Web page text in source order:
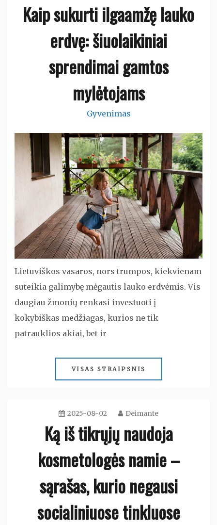
Kaip sukurti ilgaamžę lauko
erdvę: šiuolaikiniai
sprendimai gamtos
mylėtojams
Gyvenimas
Lietuviškos vasaros, nors trumpos, kiekvienam
suteikia galimybę mėgautis lauko erdvėmis. Vis
daugiau žmonių renkasi investuoti į
kokybiškas medžiagas, kurios ne tik
patrauklios akiai, bet ir
VISAS STRAIPSNIS
2025-08-02 Deimante
Ką iš tikrųjų naudoja
kosmetologės namie –
sąrašas, kurio negausi
socialiniuose tinkluose